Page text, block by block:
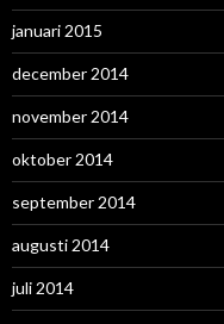
januari 2015
december 2014
november 2014
oktober 2014
september 2014
augusti 2014
juli 2014